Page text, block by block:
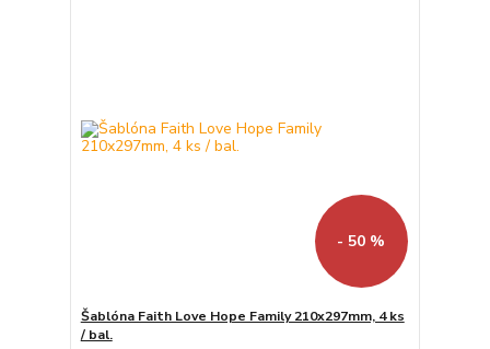
- 50 %
Šablóna Faith Love Hope Family 210x297mm, 4 ks
/ bal.